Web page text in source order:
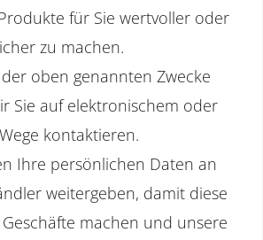
für Sie wertvoller oder
zu machen.
oben genannten Zwecke
Sie auf elektronischem oder
kontaktieren.
Ihre persönlichen Daten an
weitergeben, damit diese
machen und unsere